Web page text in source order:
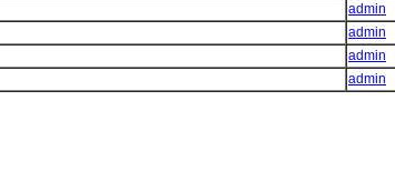
admin
admin
admin
admin